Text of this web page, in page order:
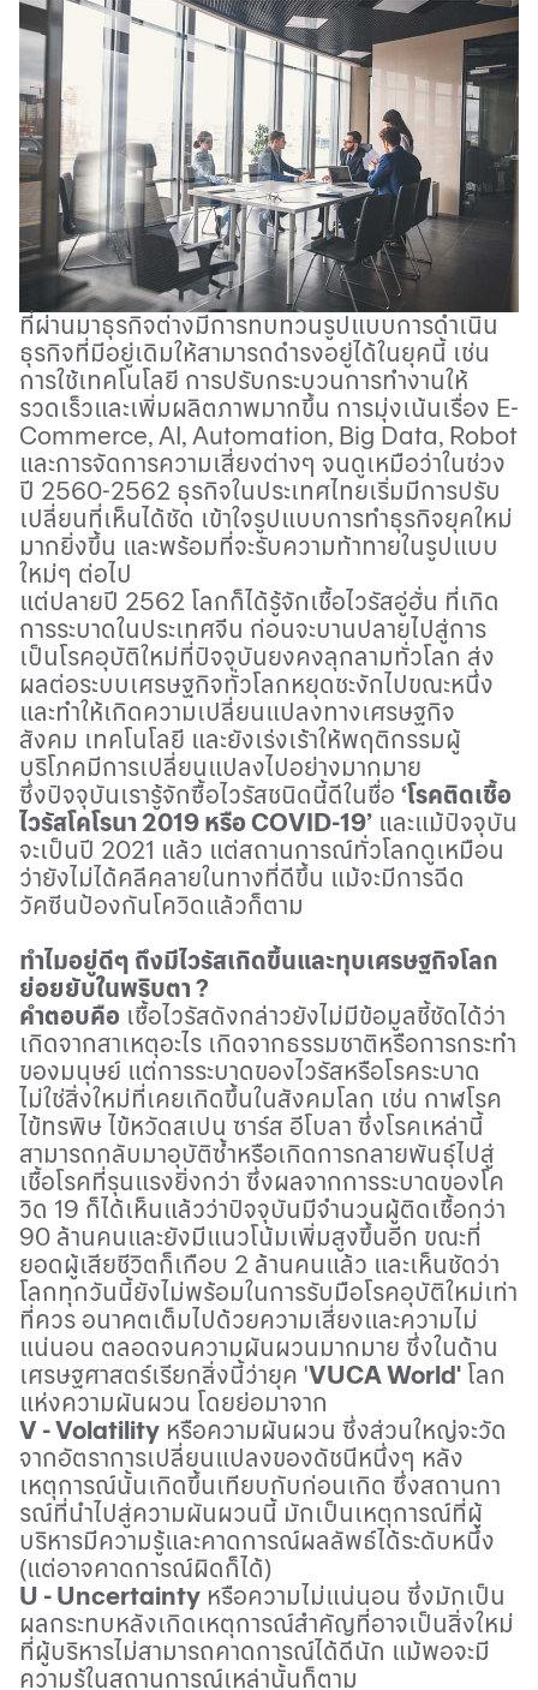
ที่ผ่านมาธุรกิจต่างมีการทบทวนรูปแบบการดําเนิน
ธุรกิจที่มีอยู่เดิมให้สามารถดํารงอยู่ได้ในยุคนี้ เช่น
การใช้เทคโนโลยี การปรับกระบวนการทำงานให้
รวดเร็วและเพิ่มผลิตภาพมากขึ้น การมุ่งเน้นเรื่อง E-
Commerce, AI, Automation, Big Data, Robot
และการจัดการความเสี่ยงต่างๆ จนดูเหมือว่าในช่วง
ปี 2560-2562 ธุรกิจในประเทศไทยเริ่มมีการปรับ
เปลี่ยนที่เห็นได้ชัด เข้าใจรูปแบบการทำธุรกิจยุคใหม่
มากยิ่งขึ้น และพร้อมที่จะรับความท้าทายในรูปแบบ
ใหม่ๆ ต่อไป
แต่ปลายปี 2562 โลกก็ได้รู้จักเชื้อไวรัสอู่ฮั่น ที่เกิด
การระบาดในประเทศจีน ก่อนจะบานปลายไปสู่การ
เป็นโรคอุบัติใหม่ที่ปัจจุบันยงคงลุกลามทั่วโลก ส่ง
ผลต่อระบบเศรษฐกิจทั่วโลกหยุดชะงักไปขณะหนึ่ง
และทำให้เกิดความเปลี่ยนแปลงทางเศรษฐกิจ
สังคม เทคโนโลยี และยังเร่งเร้าให้พฤติกรรมผู้
บริโภคมีการเปลี่ยนแปลงไปอย่างมากมาย
ซึ่งปัจจุบันเรารู้จักซื้อไวรัสชนิดนี้ดีในชื่อ ‘โรคติดเชื้อ
ไวรัสโคโรนา 2019 หรือ COVID-19’ และแม้ปัจจุบัน
จะเป็นปี 2021 แล้ว แต่สถานการณ์ทั่วโลกดูเหมือน
ว่ายังไม่ได้คลีคลายในทางที่ดีขึ้น แม้จะมีการฉีด
วัคซีนป้องกันโควิดแล้วก็ตาม
ทำไมอยู่ดีๆ ถึงมีไวรัสเกิดขึ้นและทุบเศรษฐกิจโลก
ย่อยยับในพริบตา ?
คำตอบคือ เชื้อไวรัสดังกล่าวยังไม่มีข้อมูลชี้ชัดได้ว่า
เกิดจากสาเหตุอะไร เกิดจากธรรมชาติหรือการกระทำ
ของมนุษย์ แต่การระบาดของไวรัสหรือโรคระบาด
ไม่ใช่สิ่งใหม่ที่เคยเกิดขึ้นในสังคมโลก เช่น กาฬโรค
ไข้ทรพิษ ไข้หวัดสเปน ซาร์ส อีโบลา ซึ่งโรคเหล่านี้
สามารถกลับมาอุบัติซ้ำหรือเกิดการกลายพันธุ์ไปสู่
เชื้อโรคที่รุนแรงยิ่งกว่า ซึ่งผลจากการระบาดของโค
วิด 19 ก็ได้เห็นแล้วว่าปัจจุบันมีจำนวนผู้ติดเชื้อกว่า
90 ล้านคนและยังมีแนวโน้มเพิ่มสูงขึ้นอีก ขณะที่
ยอดผู้เสียชีวิตก็เกือบ 2 ล้านคนแล้ว และเห็นชัดว่า
โลกทุกวันนี้ยังไม่พร้อมในการรับมือโรคอุบัติใหม่เท่า
ที่ควร อนาคตเต็มไปด้วยความเสี่ยงและความไม่
แน่นอน ตลอดจนความผันผวนมากมาย ซึ่งในด้าน
เศรษฐศาสตร์เรียกสิ่งนี้ว่ายุค 'VUCA World' โลก
แห่งความผันผวน โดยย่อมาจาก
V -Volatility หรือความผันผวน ซึ่งส่วนใหญ่จะวัด
จากอัตราการเปลี่ยนแปลงของดัชนีหนึ่งๆ หลัง
เหตุการณ์นั้นเกิดขึ้นเทียบกับก่อนเกิด ซึ่งสถานกา
รณ์ที่นําไปสู่ความผันผวนนี้ มักเป็นเหตุการณ์ที่ผู้
บริหารมีความรู้และคาดการณ์ผลลัพธ์ได้ระดับหนึ่ง
(แต่อาจคาดการณ์ผิดก็ได้)
U - Uncertainty หรือความไม่แน่นอน ซึ่งมักเป็น
ผลกระทบหลังเกิดเหตุการณ์สําคัญที่อาจเป็นสิ่งใหม่
ที่ผู้บริหารไม่สามารถคาดการณ์ได้ดีนัก แม้พอจะมี
ความรู้ในสถานการณ์เหล่านั้นก็ตาม